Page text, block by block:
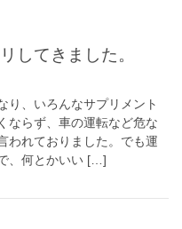
り、いろんなサプリメント
ならず、車の運転など危な
われておりました。でも運
、何とかいい […]